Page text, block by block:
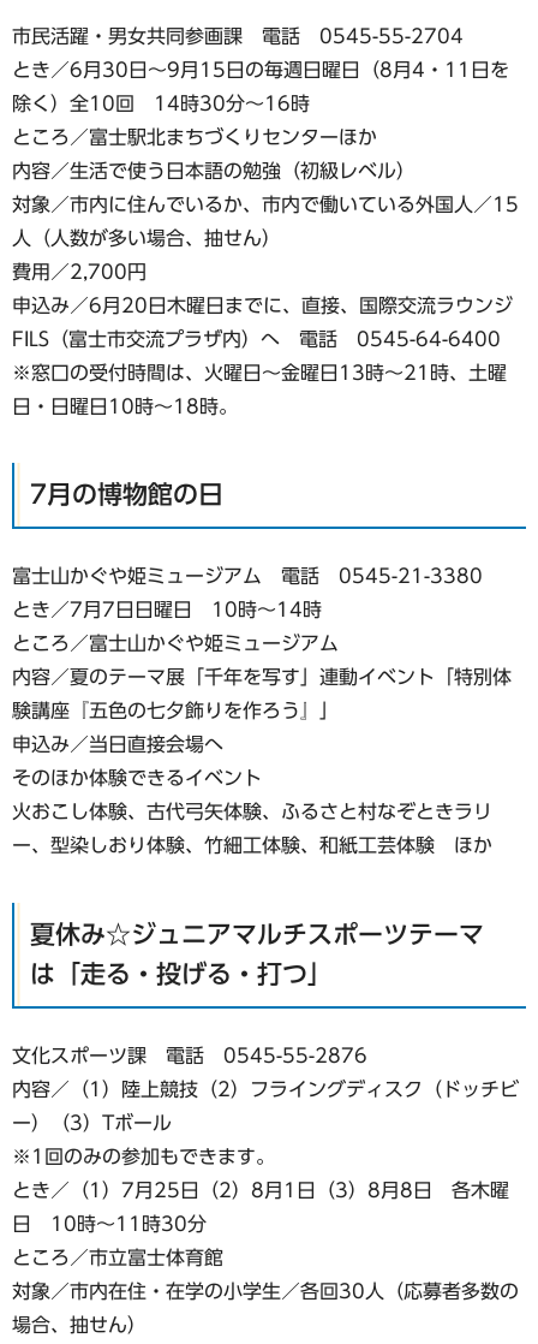
市民活躍・男女共同参画課 電話 0545-55-2704
とき／6月30日〜9月15日の毎週日曜日（8月4・11日を
除く）全10回 14時30分～16時
ところ／富士駅北まちづくりセンターほか
内容／生活で使う日本語の勉強（初級レベル）
対象／市内に住んでいるか、市内で働いている外国人／15
人（人数が多い場合、抽せん）
費用／2,700円
申込み／6月20日木曜日までに、直接、国際交流ラウンジ
FILS（富士市交流プラザ内）へ 電話 0545-64-6400
※窓口の受付時間は、火曜日〜金曜日13時〜21時、土曜
日・日曜日10時〜18時。
7月の博物館の日
富士山かぐや姫ミュージアム 電話 0545-21-3380
とき／7月7日日曜日 10時～14時
ところ／富士山かぐや姫ミュージアム
内容／夏のテーマ展「千年を写す」連動イベント「特別体
験講座『五色の七夕飾りを作ろう』」
申込み／当日直接会場へ
そのほか体験できるイベント
火おこし体験、古代弓矢体験、ふるさと村なぞときラリ
ー、型染しおり体験、竹細工体験、和紙工芸体験 ほか
夏休み☆ジュニアマルチスポーツテーマ
は「走る・投げる・打つ」
文化スポーツ課 電話 0545-55-2876
内容／（1）陸上競技（2）フライングディスク（ドッチビ
ー）（3）Tボール
※1回のみの参加もできます。
とき／（1）7月25日（2）8月1日（3）8月8日 各木曜
日 10時～11時30分
ところ／市立富士体育館
対象／市内在住・在学の小学生／各回30人（応募者多数の
場合、抽せん）